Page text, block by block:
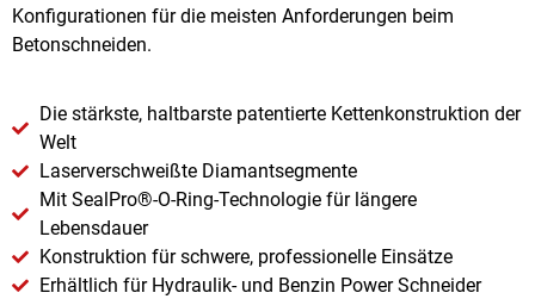
Konfigurationen für die meisten Anforderungen beim
Betonschneiden.
Die stärkste, haltbarste patentierte Kettenkonstruktion der
Welt
Laserverschweißte Diamantsegmente
Mit SealPro®-O-Ring-Technologie für längere
Lebensdauer
Konstruktion für schwere, professionelle Einsätze
Erhältlich für Hydraulik- und Benzin Power Schneider